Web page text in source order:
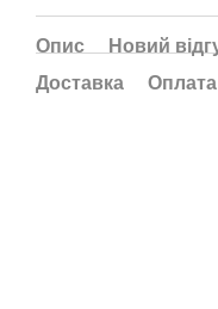
Опис
Новий
Доставка
Оплата